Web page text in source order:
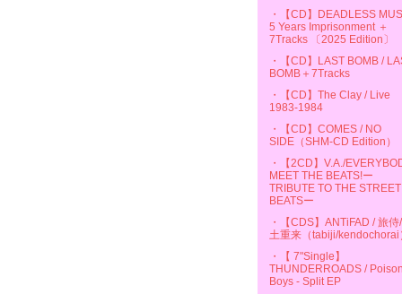
・【CD】DEADLESS
5 Years Imprisonment ＋
7Tracks 〔2025 Edition〕
・【CD】LAST BOMB /
BOMB＋7Tracks
・【CD】The Clay / Live
1983-1984
・【CD】COMES / NO
SIDE（SHM-CD Edition）
・【2CD】V.A./
MEET THE BEATS!ー
TRIBUTE TO THE STREET
BEATSー
・【CDS】ANTiFAD / 旅侍
土重来（tabiji/kendochorai
・【 7"Single】
THUNDERROADS / Poison
Boys - Split EP